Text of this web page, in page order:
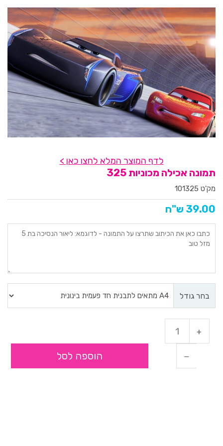
לדף המוצר המלא לחצו כאן >
תמונה אכילה מכוניות 325
מק'ט 101325
39.00 ש"ח
בחר גודל
הוספה לסל